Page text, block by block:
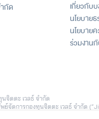
กัด
เกี่ยวกับ
นโยบาย
นโยบาย
ร่วมงานกั
จิตตะ เวลธ์ จำกัด
จัดการกองทุนจิตตะ เวลธ์ จำกัด
จาก บริษัท จิตตะ ดอท คอม จำกัด